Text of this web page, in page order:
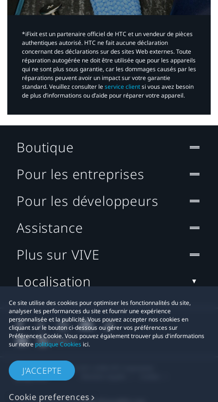
*iFixit est un partenaire officiel de HTC et un vendeur de pièces
authentiques autorisé. HTC ne fait aucune déclaration
concernant des déclarations sur des sites Web externes. Toute
réparation autogérée ne doit être utilisée que pour les appareils
qui ne sont plus sous garantie, car les dommages causés par les
réparations peuvent avoir un impact sur votre garantie
standard. Veuillez consulter leservice clientsi vous avez besoin
de plus d’informations ou d’aide pour réparer votre appareil.​
Ce site utilise des cookies pour optimiser les fonctionnalités du site,
analyser les performances du site et fournir une expérience
personnalisée et la publicité. Vous pouvez accepter nos cookies en
cliquant sur le bouton ci-dessous ou gérer vos préférences sur
Préférences Cookie. Vous pouvez également trouver plus d'informations
sur notre politique Cookies ici.
J'ACCEPTE
Cookie preferences
Boutique
Pour les entreprises
Pour les développeurs
Assistance
Plus sur VIVE
Localisation
© 2011-2026 HTC Corporation